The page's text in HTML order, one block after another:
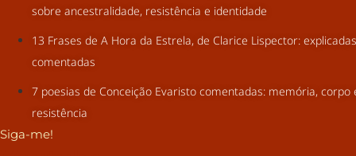
sobre ancestralidade, resistência e identidade
13 Frases de A Hora da Estrela, de Clarice Lispector:
comentadas
7 poesias de Conceição Evaristo comentadas: memória, corpo
resistência
Siga-me!